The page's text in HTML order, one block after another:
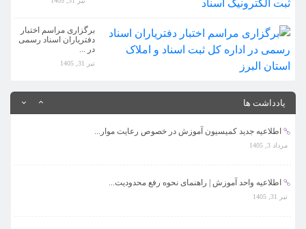
برگزاری مراسم اختبار
دفتریاران اسناد رسمی
در ...
تیر 31, 1405
یادداشت ها
اطلاعیه مهم روابط عممومی کانون البرز در خصوص ...
مرداد 3, 1405
اطلاعیه جدید کمیسیون آموزش در خصوص رعایت موار...
مرداد 3, 1405
اطلاعیه واحد آموزش | راهنمای نحوه رفع محدودیت...
تیر 31, 1405